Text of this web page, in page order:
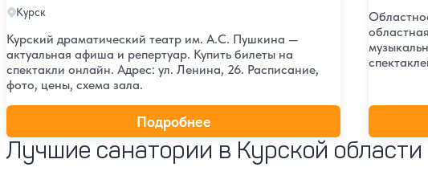
Курск
Курский драматический театр им. А.С. Пушкина —
актуальная афиша и репертуар. Купить билеты на
спектакли онлайн. Адрес: ул. Ленина, 26. Расписание,
фото, цены, схема зала.
Подробнее
Лучшие санатории в Курской области